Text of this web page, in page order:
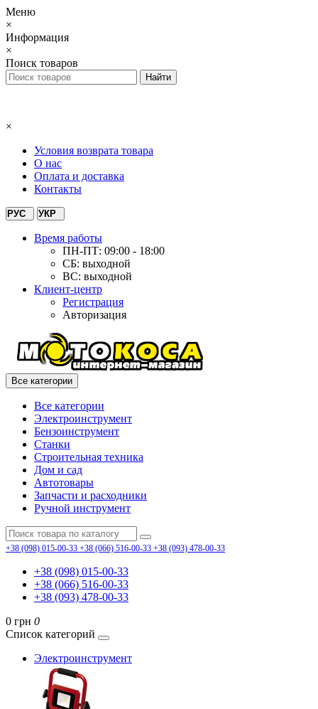
Меню
×
Информация
×
Поиск товаров
×
Условия возврата товара
О нас
Оплата и доставка
Контакты
РУС УКР
Время работы
ПН-ПТ: 09:00 - 18:00
СБ: выходной
ВС: выходной
Клиент-центр
Регистрация
Авторизация
Все категории
Все категории
Электроинструмент
Бензоинструмент
Станки
Строительная техника
Дом и сад
Автотовары
Запчасти и расходники
Ручной инструмент
+38 (098) 015-00-33 +38 (066) 516-00-33 +38 (093) 478-00-33
+38 (098) 015-00-33
+38 (066) 516-00-33
+38 (093) 478-00-33
0 грн 0
Список категорий
Электроинструмент